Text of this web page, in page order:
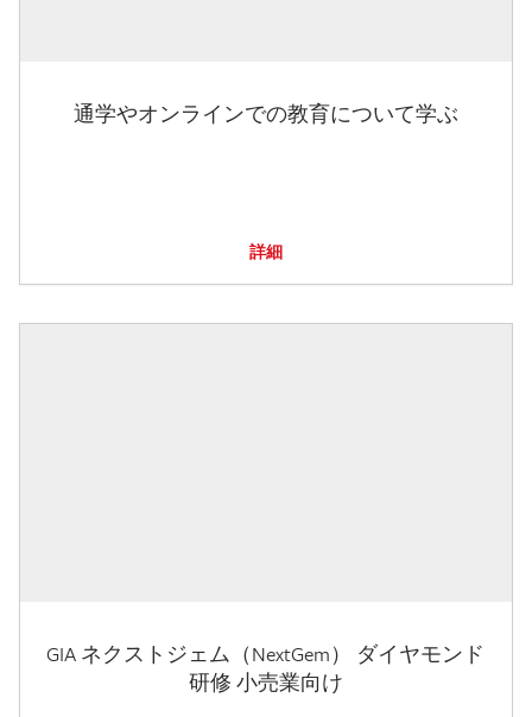
通学やオンラインでの教育について学ぶ
詳細
GIA ネクストジェム（NextGem） ダイヤモンド
研修 小売業向け